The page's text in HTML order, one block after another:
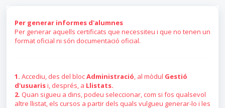
Per generar informes d'alumnes
Per generar aquells certificats que necessiteu i que no tenen un
format oficial ni són documentació oficial.
1. Accediu, des del blocAdministració, al mòdul Gestió
d'usuarisi, després, a Llistats.
2. Quan sigueu a dins, podeu seleccionar, com si fos qualsevol
altre llistat, els cursos a partir dels quals vulgueu generar-lo i les